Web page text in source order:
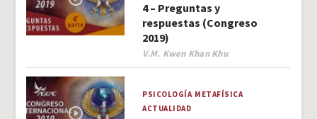
4 – Preguntas y
respuestas (Congreso
2019)
Author
V.M. Kwen Khan Khu
PSICOLOGÍA METAFÍSICA
ACTUALIDAD